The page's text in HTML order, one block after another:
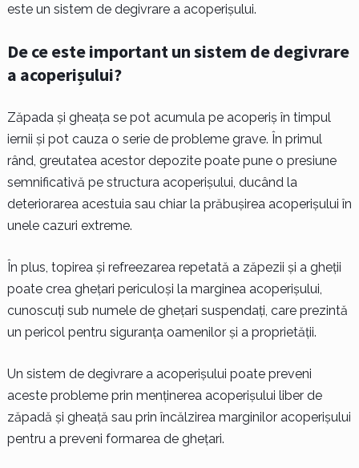
este un sistem de degivrare a acoperișului.
De ce este important un sistem de degivrare
a acoperișului?
Zăpada și gheața se pot acumula pe acoperiș în timpul
iernii și pot cauza o serie de probleme grave. În primul
rând, greutatea acestor depozite poate pune o presiune
semnificativă pe structura acoperișului, ducând la
deteriorarea acestuia sau chiar la prăbușirea acoperișului în
unele cazuri extreme.
În plus, topirea și refreezarea repetată a zăpezii și a gheții
poate crea ghețari periculoși la marginea acoperișului,
cunoscuți sub numele de ghețari suspendați, care prezintă
un pericol pentru siguranța oamenilor și a proprietății.
Un sistem de degivrare a acoperișului poate preveni
aceste probleme prin menținerea acoperișului liber de
zăpadă și gheață sau prin încălzirea marginilor acoperișului
pentru a preveni formarea de ghețari.